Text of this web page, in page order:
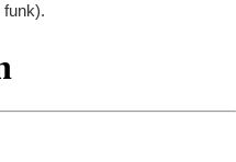
funk).